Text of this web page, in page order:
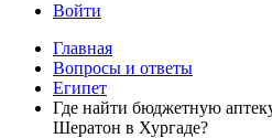
Войти
Главная
Вопросы и ответы
Египет
Где найти бюджетную
Шератон в Хургаде?